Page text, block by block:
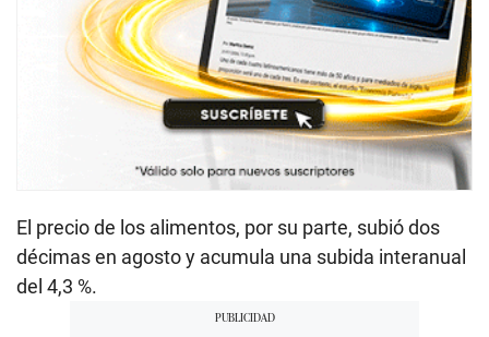
El precio de los alimentos, por su parte, subió dos
décimas en agosto y acumula una subida interanual
del 4,3 %.